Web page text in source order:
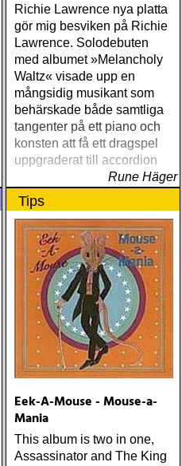
Richie Lawrence nya platta
gör mig besviken på Richie
Lawrence. Solodebuten
med albumet »Melancholy
Waltz« visade upp en
mångsidig musikant som
behärskade både samtliga
tangenter på ett piano och
konsten att få ett dragspel
uppgraderat till accordion
Rune Häger
Tips
Eek-A-Mouse - Mouse-a-
Mania
This album is two in one,
Assassinator and The King